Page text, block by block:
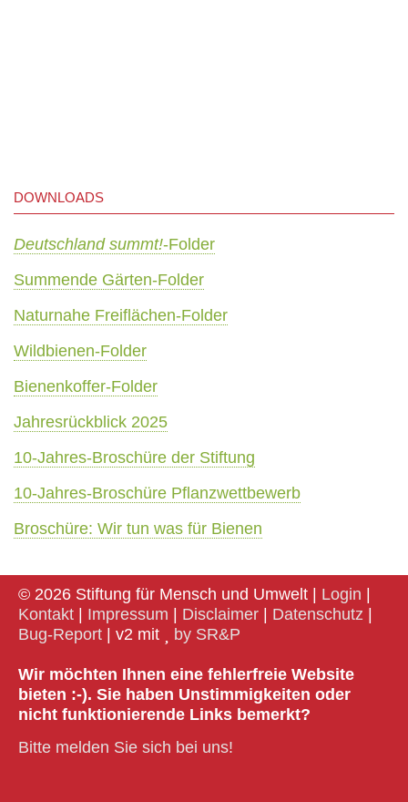
DOWNLOADS
Deutschland summt!-Folder
Summende Gärten-Folder
Naturnahe Freiflächen-Folder
Wildbienen-Folder
Bienenkoffer-Folder
Jahresrückblick 2025
10-Jahres-Broschüre der Stiftung
10-Jahres-Broschüre Pflanzwettbewerb
Broschüre: Wir tun was für Bienen
© 2026 Stiftung für Mensch und Umwelt | Login |
Kontakt | Impressum | Disclaimer | Datenschutz |
Bug-Report | v2 mit by SR&P
Wir möchten Ihnen eine fehlerfreie Website
bieten :-). Sie haben Unstimmigkeiten oder
nicht funktionierende Links bemerkt?
Bitte melden Sie sich bei uns!